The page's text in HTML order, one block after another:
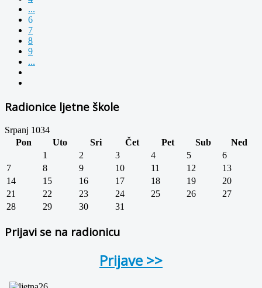
...
6
7
8
9
...
Radionice ljetne škole
Srpanj 1034
Pon
Uto Sri Čet Pet Sub
Ned
1
2 3 4 5
6
7
8 9 10 11 12
13
14
15 16 17 18 19
20
21
22 23 24 25 26
27
28
29 30 31
Prijavi se na radionicu
Prijave >>